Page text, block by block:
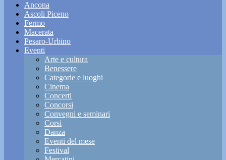
Ancona
Ascoli Piceno
Fermo
Macerata
Pesaro-Urbino
Eventi
Arte e cultura
Benessere
Categorie e luoghi
Cinema
Concerti
Concorsi
Convegni e seminari
Corsi
Danza
Eventi del mese
Festival